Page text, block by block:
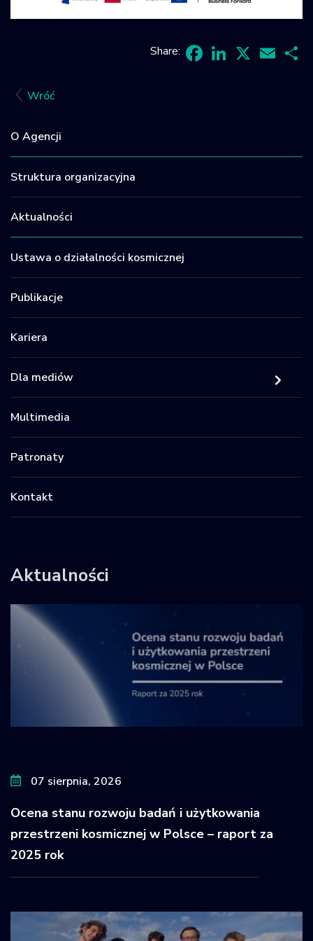
Wróć
O Agencji
Struktura organizacyjna
Aktualności
Ustawa o działalności kosmicznej
Publikacje
Kariera
Dla mediów
Multimedia
Patronaty
Kontakt
Aktualności
07 sierpnia, 2026
Ocena stanu rozwoju badań i użytkowania
przestrzeni kosmicznej w Polsce – raport za
2025 rok
Share: